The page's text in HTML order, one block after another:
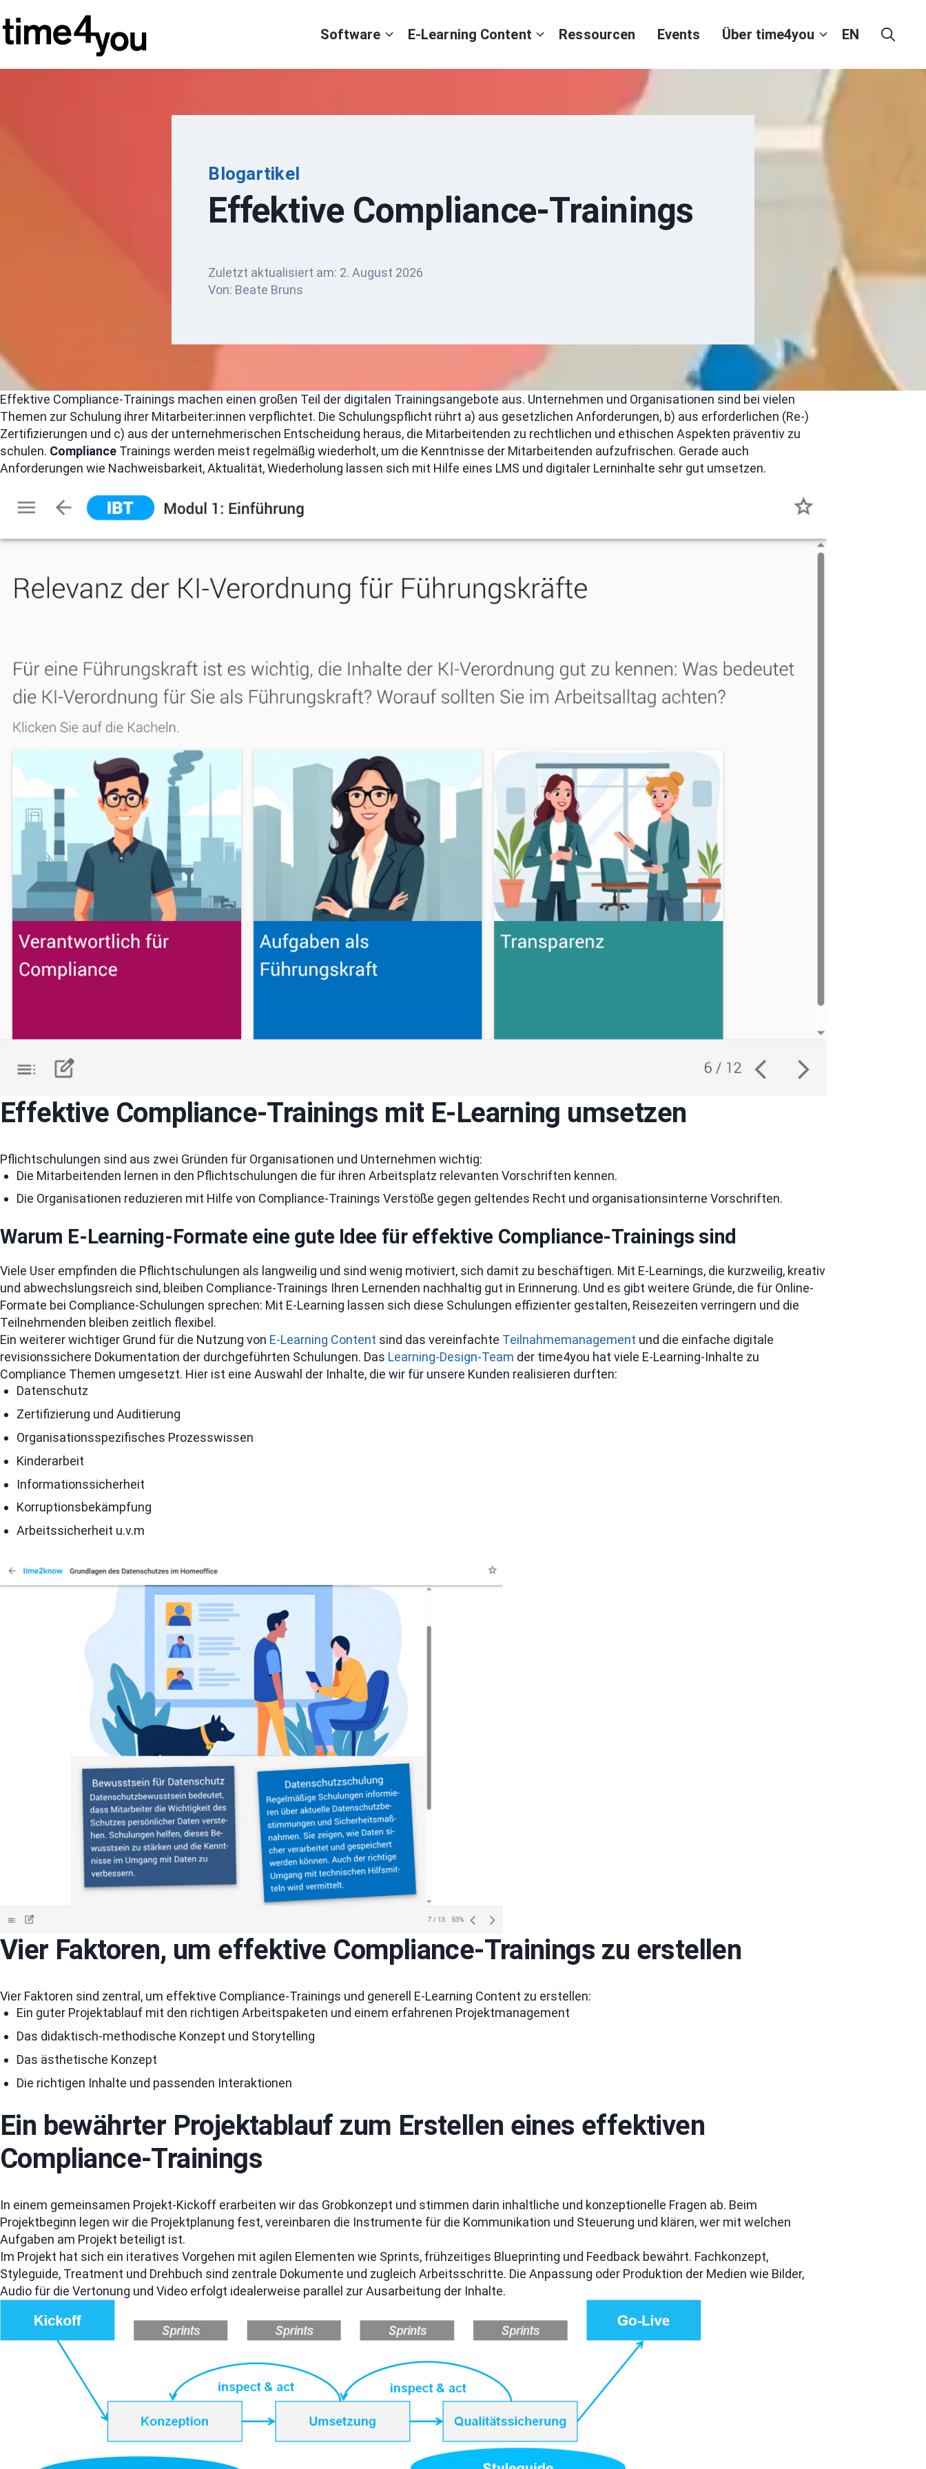
Inhalt
springen
Software E-Learning Content Ressourcen Events Über time4you EN
Blogartikel
Effektive Compliance-Trainings
Zuletzt aktualisiert am: 2. August 2026
Von: Beate Bruns
Effektive Compliance-Trainings machen einen großen Teil der digitalen Trainingsangebote aus. Unternehmen und Organisationen sind bei vielen
Themen zur Schulung ihrer Mitarbeiter:innen verpflichtet. Die Schulungspflicht rührt a) aus gesetzlichen Anforderungen, b) aus erforderlichen (Re-)
Zertifizierungen und c) aus der unternehmerischen Entscheidung heraus, die Mitarbeitenden zu rechtlichen und ethischen Aspekten präventiv zu
schulen. Compliance Trainings werden meist regelmäßig wiederholt, um die Kenntnisse der Mitarbeitenden aufzufrischen. Gerade auch
Anforderungen wie Nachweisbarkeit, Aktualität, Wiederholung lassen sich mit Hilfe eines LMS und digitaler Lerninhalte sehr gut umsetzen.
Effektive Compliance-Trainings mit E-Learning umsetzen
Pflichtschulungen sind aus zwei Gründen für Organisationen und Unternehmen wichtig:
Die Mitarbeitenden lernen in den Pflichtschulungen die für ihren Arbeitsplatz relevanten Vorschriften kennen.
Die Organisationen reduzieren mit Hilfe von Compliance-Trainings Verstöße gegen geltendes Recht und organisationsinterne Vorschriften.
Warum E-Learning-Formate eine gute Idee für effektive Compliance-Trainings sind
Viele User empfinden die Pflichtschulungen als langweilig und sind wenig motiviert, sich damit zu beschäftigen. Mit E-Learnings, die kurzweilig, kreativ
und abwechslungsreich sind, bleiben Compliance-Trainings Ihren Lernenden nachhaltig gut in Erinnerung. Und es gibt weitere Gründe, die für Online-
Formate bei Compliance-Schulungen sprechen: Mit E-Learning lassen sich diese Schulungen effizienter gestalten, Reisezeiten verringern und die
Teilnehmenden bleiben zeitlich flexibel.
Ein weiterer wichtiger Grund für die Nutzung von E-Learning Content sind das vereinfachte Teilnahmemanagement und die einfache digitale
revisionssichere Dokumentation der durchgeführten Schulungen. Das Learning-Design-Team der time4you hat viele E-Learning-Inhalte zu
Compliance Themen umgesetzt. Hier ist eine Auswahl der Inhalte, die wir für unsere Kunden realisieren durften:
Datenschutz
Zertifizierung und Auditierung
Organisationsspezifisches Prozesswissen
Kinderarbeit
Informationssicherheit
Korruptionsbekämpfung
Arbeitssicherheit u.v.m
Vier Faktoren, um effektive Compliance-Trainings zu erstellen
Vier Faktoren sind zentral, um effektive Compliance-Trainings und generell E-Learning Content zu erstellen:
Ein guter Projektablauf mit den richtigen Arbeitspaketen und einem erfahrenen Projektmanagement
Das didaktisch-methodische Konzept und Storytelling
Das ästhetische Konzept
Die richtigen Inhalte und passenden Interaktionen
Ein bewährter Projektablauf zum Erstellen eines effektiven
Compliance-Trainings
In einem gemeinsamen Projekt-Kickoff erarbeiten wir das Grobkonzept und stimmen darin inhaltliche und konzeptionelle Fragen ab. Beim
Projektbeginn legen wir die Projektplanung fest, vereinbaren die Instrumente für die Kommunikation und Steuerung und klären, wer mit welchen
Aufgaben am Projekt beteiligt ist.
Im Projekt hat sich ein iteratives Vorgehen mit agilen Elementen wie Sprints, frühzeitiges Blueprinting und Feedback bewährt. Fachkonzept,
Styleguide, Treatment und Drehbuch sind zentrale Dokumente und zugleich Arbeitsschritte. Die Anpassung oder Produktion der Medien wie Bilder,
Audio für die Vertonung und Video erfolgt idealerweise parallel zur Ausarbeitung der Inhalte.